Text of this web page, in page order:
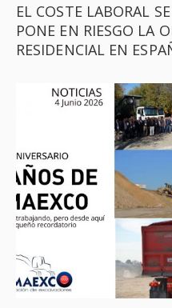
EL COSTE LABORAL
PONE EN RIESGO LA
RESIDENCIAL EN